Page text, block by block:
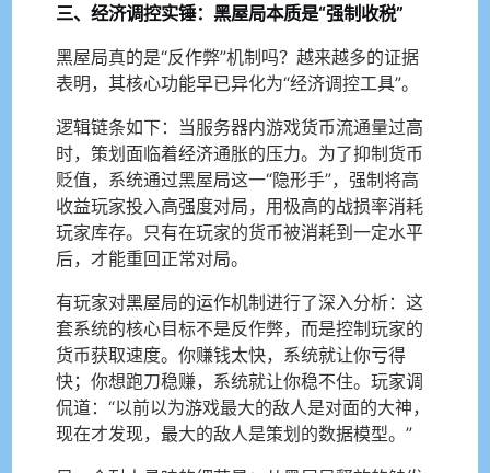
三、经济调控实锤：黑屋局本质是“强制收税”
黑屋局真的是“反作弊”机制吗？越来越多的证据
表明，其核心功能早已异化为“经济调控工具”。
逻辑链条如下：当服务器内游戏货币流通量过高
时，策划面临着经济通胀的压力。为了抑制货币
贬值，系统通过黑屋局这一“隐形手”，强制将高
收益玩家投入高强度对局，用极高的战损率消耗
玩家库存。只有在玩家的货币被消耗到一定水平
后，才能重回正常对局。
有玩家对黑屋局的运作机制进行了深入分析：这
套系统的核心目标不是反作弊，而是控制玩家的
货币获取速度。你赚钱太快，系统就让你亏得
快；你想跑刀稳赚，系统就让你稳不住。玩家调
侃道：“以前以为游戏最大的敌人是对面的大神，
现在才发现，最大的敌人是策划的数据模型。”